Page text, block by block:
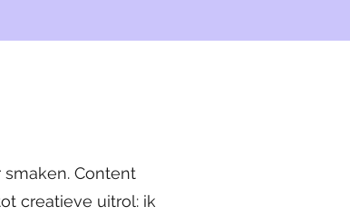
Content
creatieve uitrol: ik